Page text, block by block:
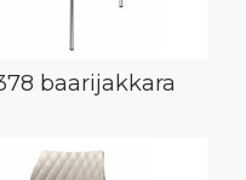
baarijakkara